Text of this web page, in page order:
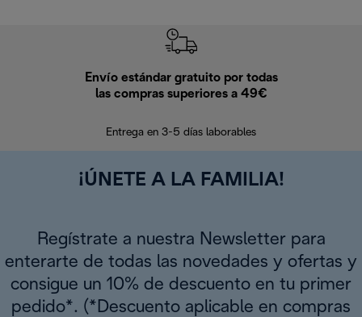
Envío estándar gratuito por todas
las compras superiores a 49€
Entrega en 3-5 días laborables
¡ÚNETE A LA FAMILIA!
Regístrate a nuestra Newsletter para
enterarte de todas las novedades y ofertas y
consigue un 10% de descuento en tu primer
pedido*. (*Descuento aplicable en compras